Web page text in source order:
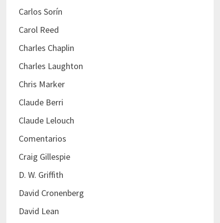
Carlos Sorín
Carol Reed
Charles Chaplin
Charles Laughton
Chris Marker
Claude Berri
Claude Lelouch
Comentarios
Craig Gillespie
D. W. Griffith
David Cronenberg
David Lean